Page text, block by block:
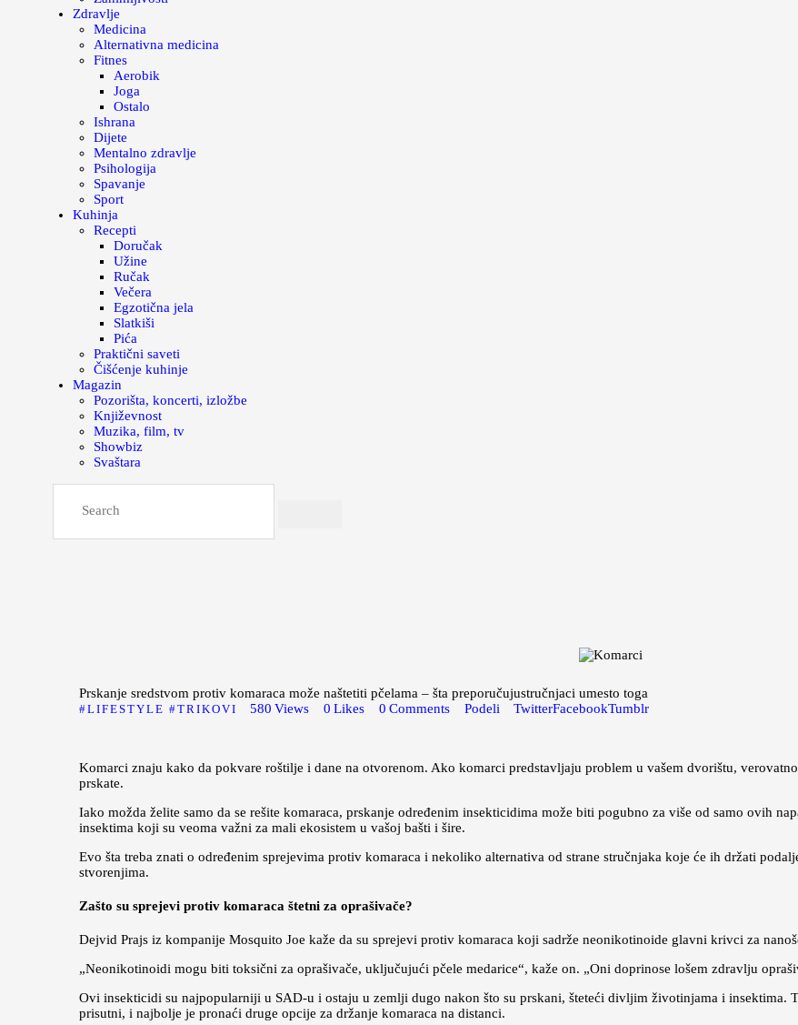
Zdravlje
Medicina
Alternativna medicina
Fitnes
Aerobik
Joga
Ostalo
Ishrana
Dijete
Mentalno zdravlje
Psihologija
Spavanje
Sport
Kuhinja
Recepti
Doručak
Užine
Ručak
Večera
Egzotična jela
Slatkiši
Pića
Praktični saveti
Čišćenje kuhinje
Magazin
Pozorišta, koncerti, izložbe
Književnost
Muzika, film, tv
Showbiz
Svaštara
Prskanje sredstvom protiv komaraca može naštetiti pčelama – šta preporučujustručnjaci umesto toga
LIFESTYLE TRIKOVI 580 Views 0 Likes 0 Comments Podeli TwitterFacebookTumblr
Komarci znaju kako da pokvare roštilje i dane na otvorenom. Ako komarci predstavljaju problem u vašem dvorištu,
prskate.
Iako možda želite samo da se rešite komaraca, prskanje određenim insekticidima može biti pogubno za više od samo ovih
insektima koji su veoma važni za mali ekosistem u vašoj bašti i šire.
Evo šta treba znati o određenim sprejevima protiv komaraca i nekoliko alternativa od strane stručnjaka koje će ih držati
stvorenjima.
Zašto su sprejevi protiv komaraca štetni za oprašivače?
Dejvid Prajs iz kompanije Mosquito Joe kaže da su sprejevi protiv komaraca koji sadrže neonikotinoide glavni krivci za
„Neonikotinoidi mogu biti toksični za oprašivače, uključujući pčele medarice“, kaže on. „Oni doprinose lošem zdravlju
Ovi insekticidi su najpopularniji u SAD-u i ostaju u zemlji dugo nakon što su prskani, šteteći divljim životinjama i insektima.
prisutni, i najbolje je pronaći druge opcije za držanje komaraca na distanci.